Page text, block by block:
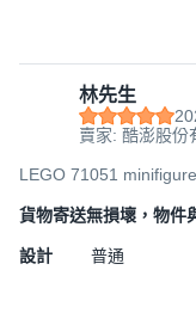
林先生
賣家: 酷澎股份
LEGO 71051
貨物寄送無損壞，物件
設計 普通